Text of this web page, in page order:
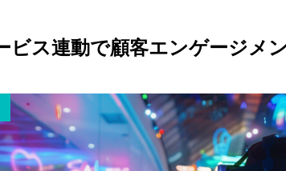
ビス連動で顧客エンゲージメ